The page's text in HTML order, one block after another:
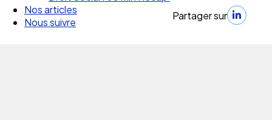
Nos articles
Nous suivre
Partager sur